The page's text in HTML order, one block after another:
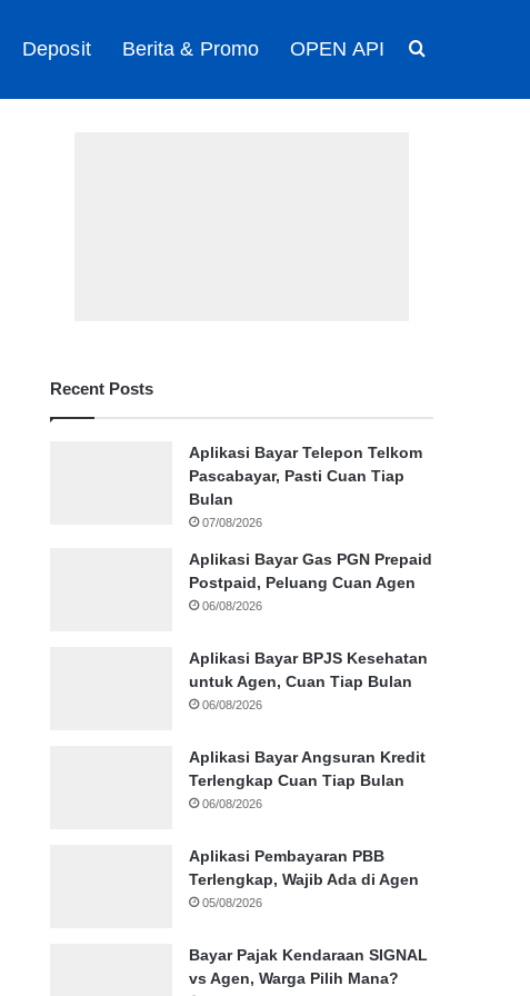
Deposit Berita & Promo OPEN API
Recent Posts
Aplikasi Bayar Telepon Telkom
Pascabayar, Pasti Cuan Tiap
Bulan
07/08/2026
Aplikasi Bayar Gas PGN Prepaid
Postpaid, Peluang Cuan Agen
06/08/2026
Aplikasi Bayar BPJS Kesehatan
untuk Agen, Cuan Tiap Bulan
06/08/2026
Aplikasi Bayar Angsuran Kredit
Terlengkap Cuan Tiap Bulan
06/08/2026
Aplikasi Pembayaran PBB
Terlengkap, Wajib Ada di Agen
05/08/2026
Bayar Pajak Kendaraan SIGNAL
vs Agen, Warga Pilih Mana?